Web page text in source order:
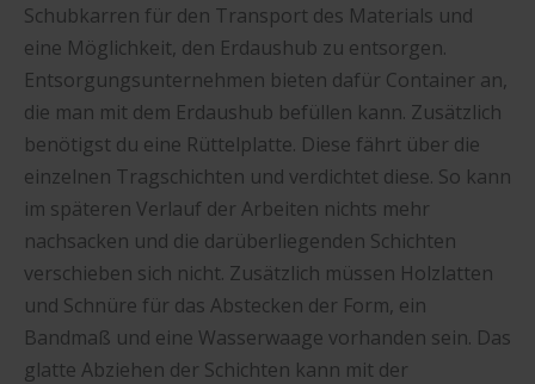
Schubkarren für den Transport des Materials und
eine Möglichkeit, den Erdaushub zu entsorgen.
Entsorgungsunternehmen bieten dafür Container an,
die man mit dem Erdaushub befüllen kann. Zusätzlich
benötigst du eine Rüttelplatte. Diese fährt über die
einzelnen Tragschichten und verdichtet diese. So kann
im späteren Verlauf der Arbeiten nichts mehr
nachsacken und die darüberliegenden Schichten
verschieben sich nicht. Zusätzlich müssen Holzlatten
und Schnüre für das Abstecken der Form, ein
Bandmaß und eine Wasserwaage vorhanden sein. Das
glatte Abziehen der Schichten kann mit der